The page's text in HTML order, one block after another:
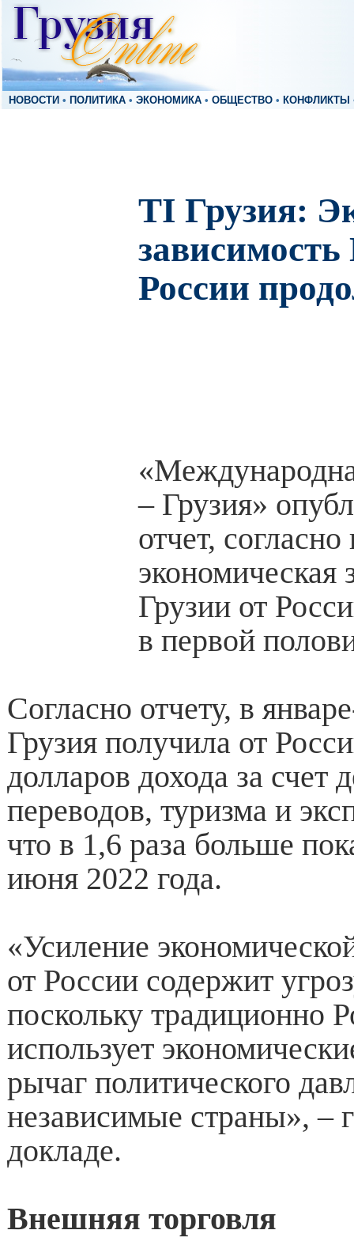
НОВОСТИ • ПОЛИТИКА • ЭКОНОМИКА • ОБЩЕСТВО • КОНФЛИКТЫ
TI Грузия:
зависимость
России
– Грузия»
отчет,
экономическая
Грузии от
в первой
Согласно отчету, в
Грузия получила от
долларов дохода за счет
переводов, туризма и
что в 1,6 раза больше
июня 2022 года.
«Усиление
от России содержит
поскольку традиционно
использует
рычаг политического
независимые страны», –
докладе.
Внешняя торговля